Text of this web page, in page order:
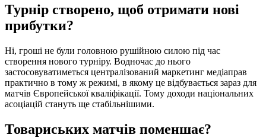
Турнір створено, щоб отримати нові
прибутки?
Ні, гроші не були головною рушійною силою під час
створення нового турніру. Водночас до нього
застосовуватиметься централізований маркетинг медіаправ
практично в тому ж режимі, в якому це відбувається зараз для
матчів Європейської кваліфікації. Тому доходи національних
асоціацій стануть ще стабільнішими.
Товариських матчів поменшає?